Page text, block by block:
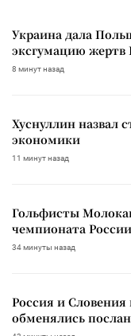
Украина дала
эксгумацию жертв
8 минут назад
Хуснуллин назвал
экономики
11 минут назад
Гольфисты
чемпионата России
34 минуты назад
Россия и Словения
обменялись